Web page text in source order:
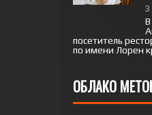
3
В
посетитель
по имени Лорен
ОБЛАКО